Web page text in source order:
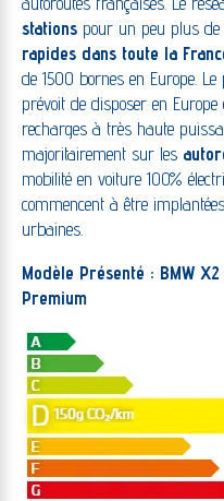
stations pour un peu plus de
rapides dans toute la
de 1500 bornes en Europe.
prévoit de disposer en
recharges à très haute
majoritairement sur les
mobilité en voiture 100%
commencent à être
urbaines.
Modèle Présenté : BMW
Premium